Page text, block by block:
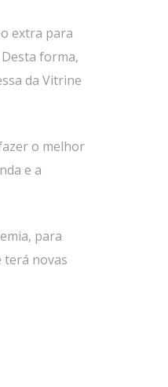
extra para
forma,
da Vitrine
o melhor
e a
para
terá novas